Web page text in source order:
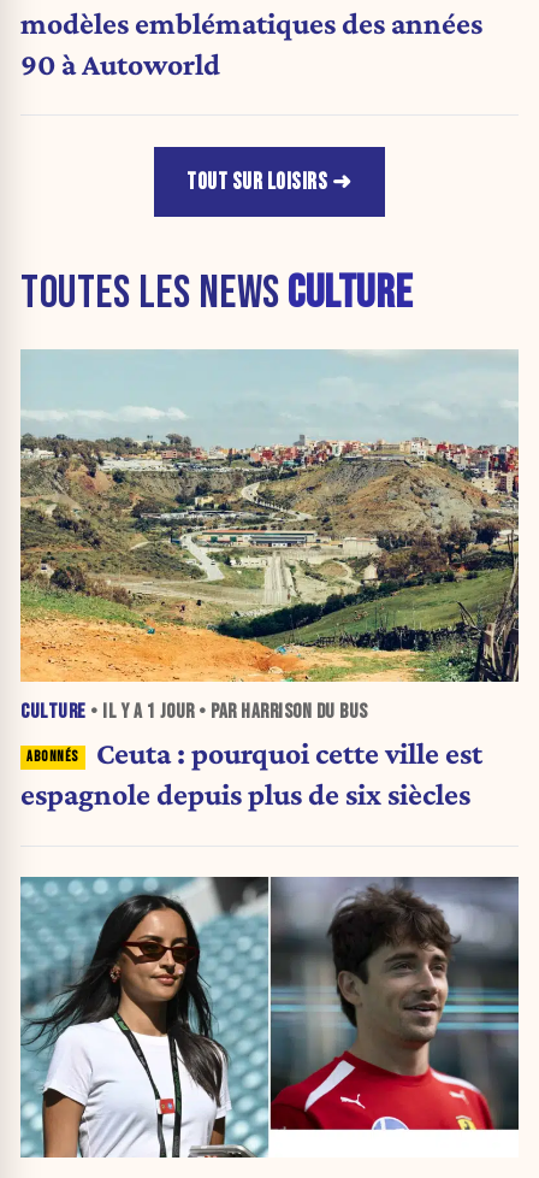
modèles emblématiques des années
90 à Autoworld
TOUT SUR LOISIRS
TOUTES LES NEWSCULTURE
CULTURE • IL Y A 1 JOUR• PAR HARRISON DU BUS
Ceuta : pourquoi cette ville est
espagnole depuis plus de six siècles